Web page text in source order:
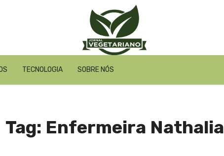
TECNOLOGIA SOBRE NÓS
Tag: Enfermeira Nathalia